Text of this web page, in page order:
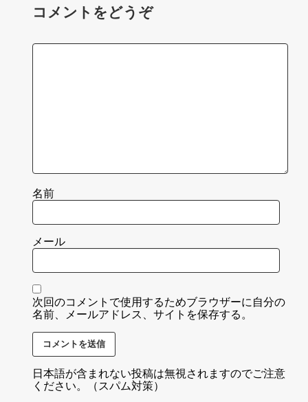
コメントをどうぞ
名前
メール
次回のコメントで使用するためブラウザーに自分の
名前、メールアドレス、サイトを保存する。
日本語が含まれない投稿は無視されますのでご注意
ください。（スパム対策）